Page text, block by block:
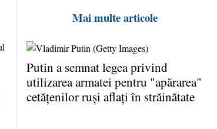
Mai multe articole
Putin a semnat legea privind
utilizarea armatei pentru "apărarea"
cetăţenilor ruşi aflaţi în străinătate